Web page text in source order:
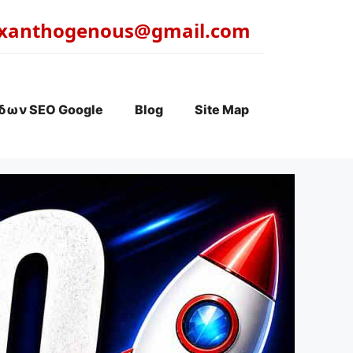
SEO Google Blog Site Map